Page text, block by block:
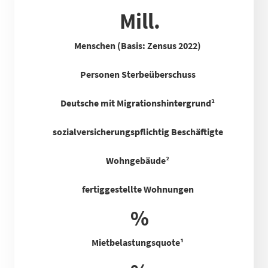
Mill.
Menschen (Basis: Zensus 2022)
Personen Sterbeüberschuss
Deutsche mit Migrationshintergrund²
sozialversicherungspflichtig Beschäftigte
Wohngebäude²
fertiggestellte Wohnungen
%
Mietbelastungsquote¹